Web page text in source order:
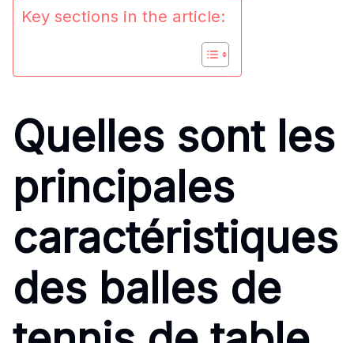
Key sections in the article:
Quelles sont les
principales
caractéristiques
des balles de